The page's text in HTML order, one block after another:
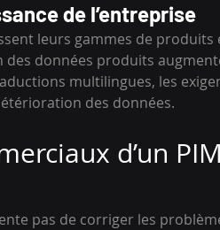
de l’entreprise
leurs gammes de
données produits
multilingues, les
des données.
d’un
pas de corriger les